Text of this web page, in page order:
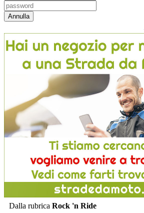
Dalla rubrica Rock 'n Ride